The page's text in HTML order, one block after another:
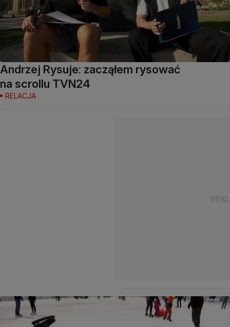
Andrzej Rysuje: zacząłem rysować
na scrollu TVN24
RELACJA